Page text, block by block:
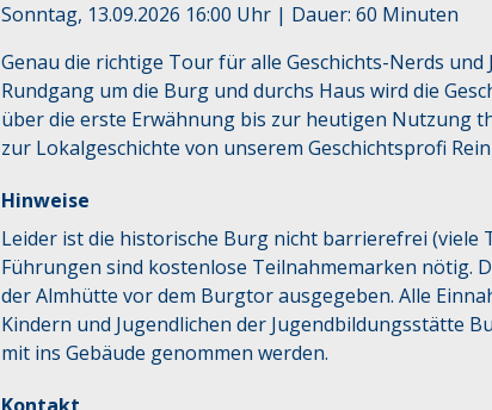
Sonntag, 13.09.2026 16:00 Uhr | Dauer: 60 Minuten
Genau die richtige Tour für alle Geschichts-Nerds
Rundgang um die Burg und durchs Haus wird die
über die erste Erwähnung bis zur heutigen Nutzung
zur Lokalgeschichte von unserem Geschichtsprofi
Hinweise
Leider ist die historische Burg nicht barrierefrei (viele
Führungen sind kostenlose Teilnahmemarken nötig.
der Almhütte vor dem Burgtor ausgegeben. Alle
Kindern und Jugendlichen der Jugendbildungsstätte
mit ins Gebäude genommen werden.